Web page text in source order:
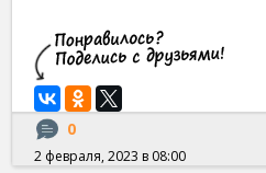
0
2 февраля, 2023 в 08:00